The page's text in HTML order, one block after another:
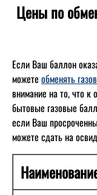
Цены по
Если Ваш баллон
можете обменять
внимание на то, что к
бытовые газовые
если Ваш
можете сдать на